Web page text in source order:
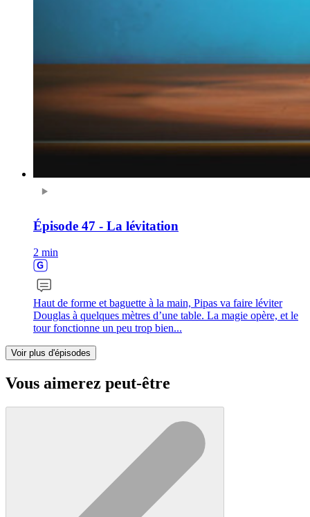
Épisode 47 - La lévitation
2 min
Haut de forme et baguette à la main, Pipas va faire léviter
Douglas à quelques mètres d’une table. La magie opère, et le
tour fonctionne un peu trop bien...
Voir plus d'épisodes
Vous aimerez peut-être